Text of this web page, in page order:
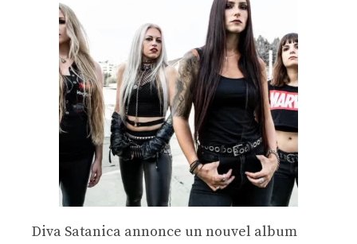
Diva Satanica annonce un nouvel album